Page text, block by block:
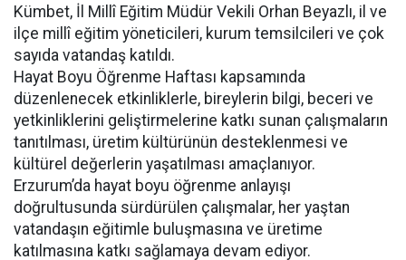
Kümbet, İl Millî Eğitim Müdür Vekili Orhan Beyazlı, il ve
ilçe millî eğitim yöneticileri, kurum temsilcileri ve çok
sayıda vatandaş katıldı.
Hayat Boyu Öğrenme Haftası kapsamında
düzenlenecek etkinliklerle, bireylerin bilgi, beceri ve
yetkinliklerini geliştirmelerine katkı sunan çalışmaların
tanıtılması, üretim kültürünün desteklenmesi ve
kültürel değerlerin yaşatılması amaçlanıyor.
Erzurum’da hayat boyu öğrenme anlayışı
doğrultusunda sürdürülen çalışmalar, her yaştan
vatandaşın eğitimle buluşmasına ve üretime
katılmasına katkı sağlamaya devam ediyor.